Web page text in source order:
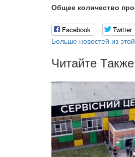
Общее количество
Facebook Twitter
Больше новостей из
Читайте Также